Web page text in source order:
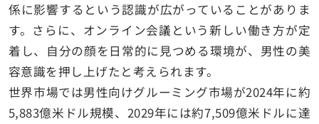
係に影響するという認識が広がっていることがありま
す。さらに、オンライン会議という新しい働き方が定
着し、自分の顔を日常的に見つめる環境が、男性の美
容意識を押し上げたと考えられます。
世界市場では男性向けグルーミング市場が2024年に約
5,883億米ドル規模、2029年には約7,509億米ドルに達